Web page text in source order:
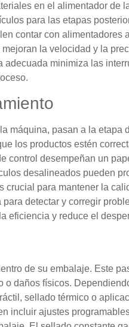
en el alimentador de
para las etapas
contar con alimentadores
la velocidad y la
minimiza las
máquina, pasan a la etapa
los productos estén
control desempeñan un
desalineados pueden
crucial para mantener la
detectar y corregir
eficiencia y reduce el
de su embalaje. Este
o daños físicos.
sellado térmico o
incluir ajustes